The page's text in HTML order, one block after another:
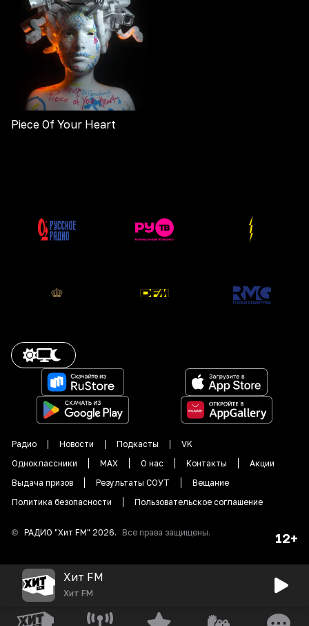
Piece Of Your Heart
Радио Новости Подкасты
VK
Одноклассники
MAX О нас Контакты
Акции
Выдача призов
Результаты СОУТ
Вещание
Политика безопасности
Пользовательское соглашение
© РАДИО "Хит FM" 2026. Все права защищены. 12+
Хит FM
Хит FM